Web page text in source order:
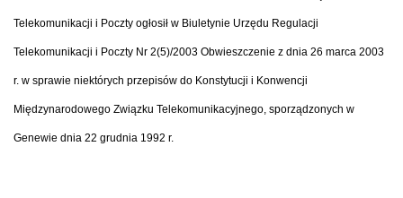
Telekomunikacji i Poczty ogłosił w Biuletynie Urzędu Regulacji
Telekomunikacji i Poczty Nr 2(5)/2003 Obwieszczenie z dnia 26 marca 2003
r. w sprawie niektórych przepisów do Konstytucji i Konwencji
Międzynarodowego Związku Telekomunikacyjnego, sporządzonych w
Genewie dnia 22 grudnia 1992 r.